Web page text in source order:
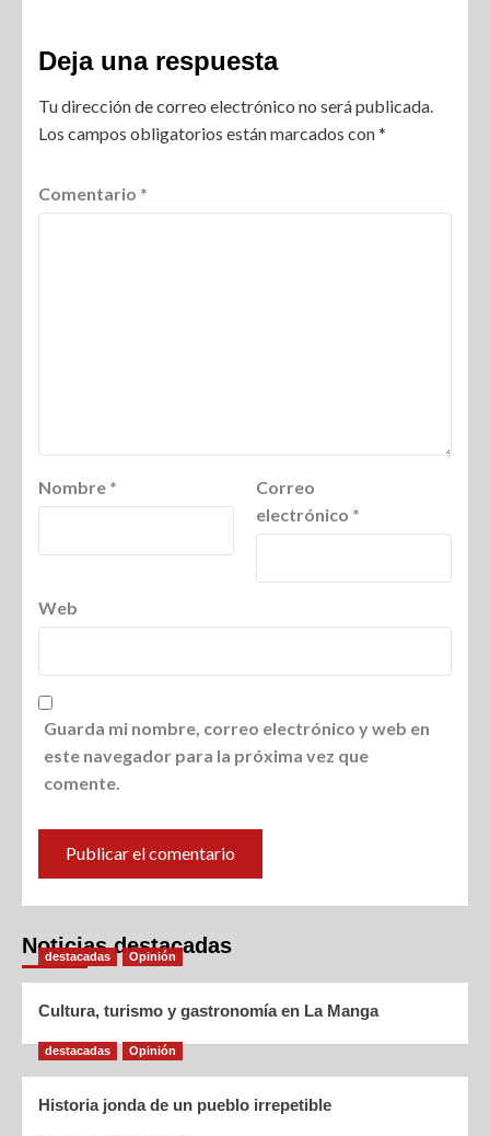
Deja una respuesta
Tu dirección de correo electrónico no será publicada.
Los campos obligatorios están marcados con*
Comentario *
Nombre *
Correo
electrónico *
Web
Guarda mi nombre, correo electrónico y web en
este navegador para la próxima vez que
comente.
Noticias destacadas
destacadas Opinión
Cultura, turismo y gastronomía en La Manga
destacadas Opinión
Historia jonda de un pueblo irrepetible